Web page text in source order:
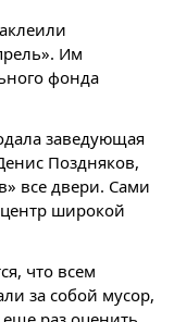
Им
фонда
заведующая
Поздняков,
все двери. Сами
широкой
что всем
за собой мусор,